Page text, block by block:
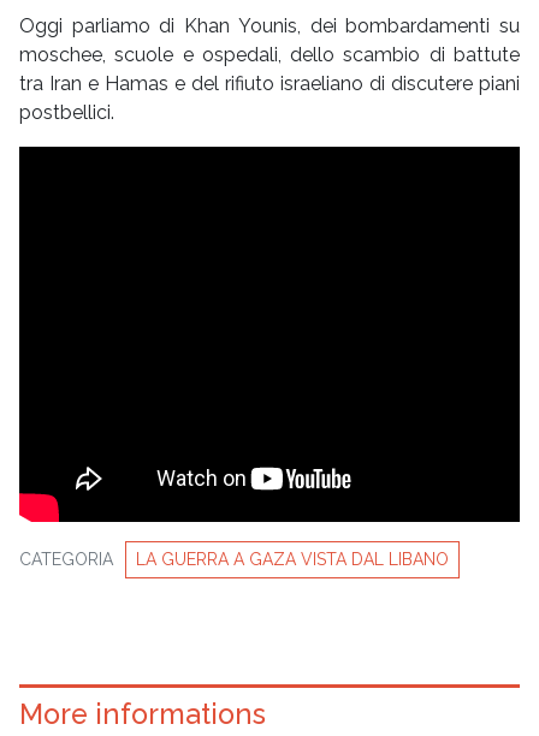
Oggi parliamo di Khan Younis, dei bombardamenti su
moschee, scuole e ospedali, dello scambio di battute
tra Iran e Hamas e del rifiuto israeliano di discutere piani
postbellici.
CATEGORIA LA GUERRA A GAZA VISTA DAL LIBANO
More informations